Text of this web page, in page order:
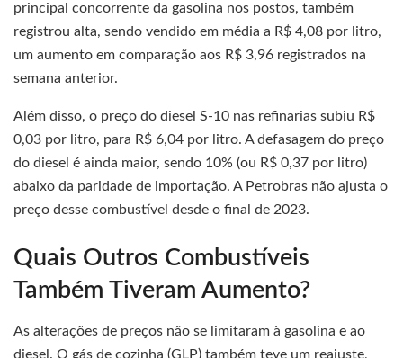
principal concorrente da gasolina nos postos, também
registrou alta, sendo vendido em média a R$ 4,08 por litro,
um aumento em comparação aos R$ 3,96 registrados na
semana anterior.
Além disso, o preço do diesel S-10 nas refinarias subiu R$
0,03 por litro, para R$ 6,04 por litro. A defasagem do preço
do diesel é ainda maior, sendo 10% (ou R$ 0,37 por litro)
abaixo da paridade de importação. A Petrobras não ajusta o
preço desse combustível desde o final de 2023.
Quais Outros Combustíveis
Também Tiveram Aumento?
As alterações de preços não se limitaram à gasolina e ao
diesel. O gás de cozinha (GLP) também teve um reajuste,